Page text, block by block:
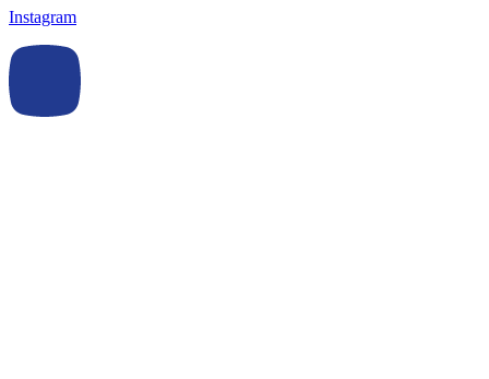
Instagram